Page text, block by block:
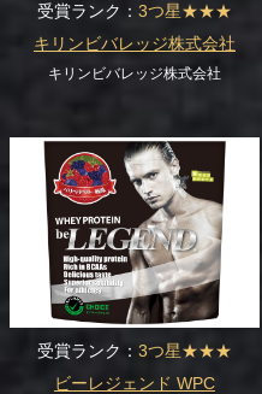
受賞ランク： 3つ星★★★
キリンビバレッジ株式会社
キリンビバレッジ株式会社
受賞ランク： 3つ星★★★
ビーレジェンド WPC